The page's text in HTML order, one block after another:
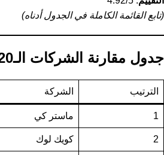
(تابع القائمة الكاملة في الجدول أدناه)
جدول مقارنة الشركات الـ20
الترتيب الشركة
1 ماستر كي
2 كويك لوك